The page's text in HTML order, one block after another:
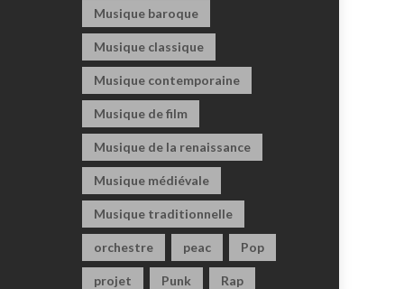
Musique baroque
Musique classique
Musique contemporaine
Musique de film
Musique de la renaissance
Musique médiévale
Musique traditionnelle
orchestre peac Pop
projet Punk Rap